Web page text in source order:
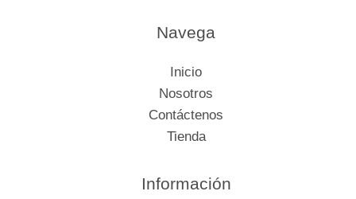
Navega
Inicio
Nosotros
Contáctenos
Tienda
Información